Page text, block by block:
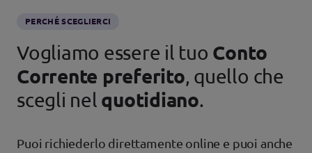
PERCHÉ SCEGLIERCI
Vogliamo essere il tuo Conto
Corrente preferito, quello che
scegli nel quotidiano.
Puoi richiederlo direttamente online e puoi anche